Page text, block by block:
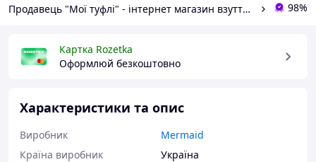
Продавець "Мої туфлі" - інтернет магазин взуття на всі випадки життя. 98%
Картка Rozetka
Оформлюй безкоштовно
Характеристики та опис
Виробник
Mermaid
Країна виробник
Україна